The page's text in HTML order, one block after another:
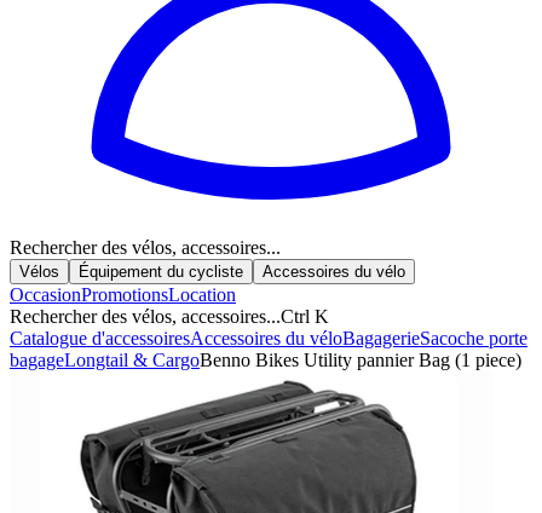
Rechercher des vélos, accessoires...
Vélos Équipement du cycliste Accessoires du vélo
OccasionPromotionsLocation
Rechercher des vélos, accessoires...Ctrl K
Catalogue d'accessoiresAccessoires du véloBagagerieSacoche porte
bagageLongtail & CargoBenno Bikes Utility pannier Bag (1 piece)